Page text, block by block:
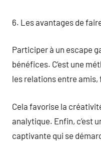
6. Les avantages de
Participer à un escape
bénéfices. C’est une
les relations entre
Cela favorise la
analytique. Enfin, c’est
captivante qui se